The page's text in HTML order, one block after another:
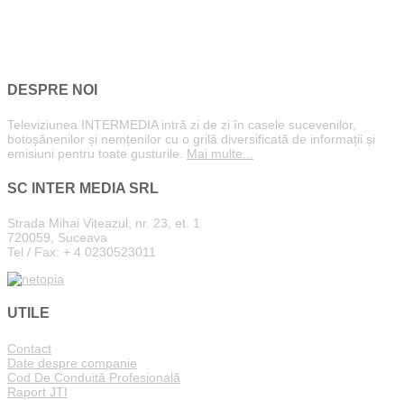
DESPRE NOI
Televiziunea INTERMEDIA intră zi de zi în casele sucevenilor,
botoșănenilor și nemțenilor cu o grilă diversificată de informații și
emisiuni pentru toate gusturile. Mai multe...
SC INTER MEDIA SRL
Strada Mihai Viteazul, nr. 23, et. 1
720059, Suceava
Tel / Fax: + 4 0230523011
UTILE
Contact
Date despre companie
Cod De Conduită Profesională
Raport JTI